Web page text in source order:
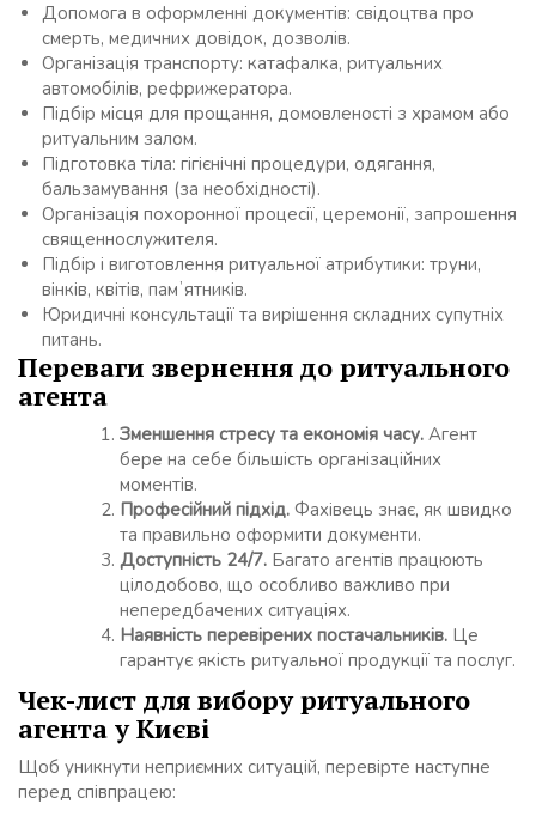
Допомога в оформленні документів: свідоцтва про
смерть, медичних довідок, дозволів.
Організація транспорту: катафалка, ритуальних
автомобілів, рефрижератора.
Підбір місця для прощання, домовленості з храмом або
ритуальним залом.
Підготовка тіла: гігієнічні процедури, одягання,
бальзамування (за необхідності).
Організація похоронної процесії, церемонії, запрошення
священнослужителя.
Підбір і виготовлення ритуальної атрибутики: труни,
вінків, квітів, памʼятників.
Юридичні консультації та вирішення складних супутніх
питань.
Переваги звернення до ритуального
агента
Зменшення стресу та економія часу. Агент
бере на себе більшість організаційних
моментів.
Професійний підхід. Фахівець знає, як швидко
та правильно оформити документи.
Доступність 24/7. Багато агентів працюють
цілодобово, що особливо важливо при
непередбачених ситуаціях.
Наявність перевірених постачальників. Це
гарантує якість ритуальної продукції та послуг.
Чек-лист для вибору ритуального
агента у Києві
Щоб уникнути неприємних ситуацій, перевірте наступне
перед співпрацею: